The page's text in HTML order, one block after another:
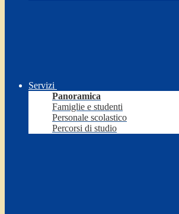
Servizi
Panoramica
Famiglie e studenti
Personale scolastico
Percorsi di studio